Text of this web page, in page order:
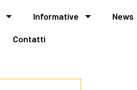
Informative News
Contatti